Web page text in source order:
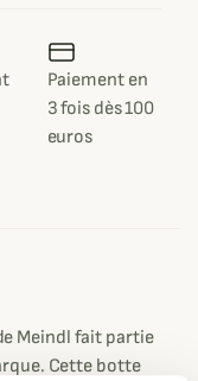
Paiement en
3 fois dès 100
euros
Meindl fait partie
Cette botte